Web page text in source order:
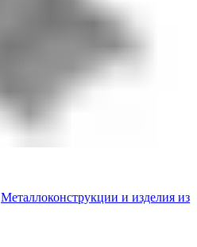
Металлоконструкции и изделия из